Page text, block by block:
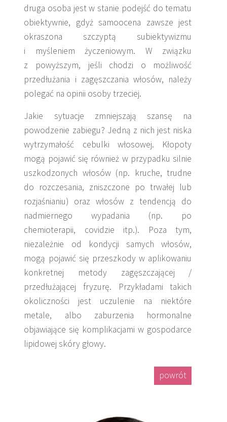
druga osoba jest w stanie podejść do tematu
obiektywnie, gdyż samoocena zawsze jest
okraszona szczyptą subiektywizmu
i myśleniem życzeniowym. W związku
z powyższym, jeśli chodzi o możliwość
przedłużania i zagęszczania włosów, należy
polegać na opinii osoby trzeciej.
Jakie sytuacje zmniejszają szansę na
powodzenie zabiegu? Jedną z nich jest niska
wytrzymałość cebulki włosowej. Kłopoty
mogą pojawić się również w przypadku silnie
uszkodzonych włosów (np. kruche, trudne
do rozczesania, zniszczone po trwałej lub
rozjaśnianiu) oraz włosów z tendencją do
nadmiernego wypadania (np. po
chemioterapii, covidzie itp.). Poza tym,
niezależnie od kondycji samych włosów,
mogą pojawić się przeszkody w aplikowaniu
konkretnej metody zagęszczającej /
przedłużającej fryzurę. Przykładami takich
okoliczności jest uczulenie na niektóre
metale, albo zaburzenia hormonalne
objawiające się komplikacjami w gospodarce
lipidowej skóry głowy.
powrót